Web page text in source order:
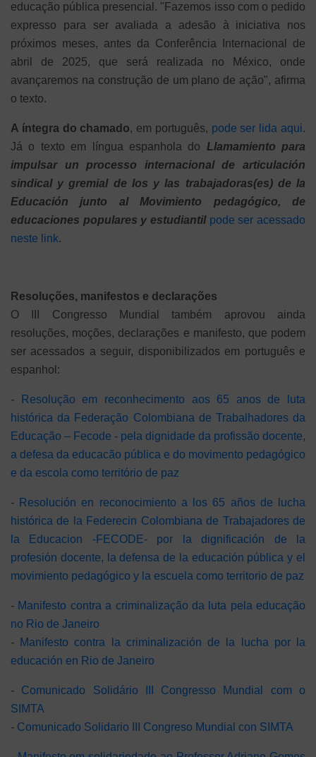
educação pública presencial. "Fazemos isso com o pedido
expresso para ser avaliada a adesão à iniciativa nos
próximos meses, antes da Conferência Internacional de
abril de 2025, que será realizada no México, onde
avançaremos na construção de um plano de ação", afirma
o texto.
A íntegra do chamado, em português, pode ser lida aqui.
Já o texto em língua espanhola do Llamamiento para
impulsar un processo internacional de articulación
sindical y gremial de los y las trabajadoras(es) de la
Educación junto al Movimiento pedagógico, de
educaciones populares y estudiantil pode ser acessado
neste link.
Resoluções, manifestos e declarações
O III Congresso Mundial também aprovou ainda
resoluções, moções, declarações e manifesto, que podem
ser acessados a seguir, disponibilizados em português e
espanhol:
-
Resolução em reconhecimento aos 65 anos de luta
histórica da Federação Colombiana de Trabalhadores da
Educação – Fecode - pela dignidade da profissão docente,
a defesa da educacão pública e do movimento pedagógico
e da escola como território de paz
- Resolución en reconocimiento a los 65 años de lucha
histórica de la Federecin Colombiana de Trabajadores de
la Educacion -FECODE- por la dignificación de la
profesión docente, la defensa de la educación pública y el
movimiento pedagógico y la escuela como territorio de paz
- Manifesto contra a criminalização da luta pela educação
no Rio de Janeiro
- Manifesto contra la criminalización de la lucha por la
educación en Rio de Janeiro
- Comunicado Solidário III Congresso Mundial com o
SIMTA
- Comunicado Solidario III Congreso Mundial con SIMTA